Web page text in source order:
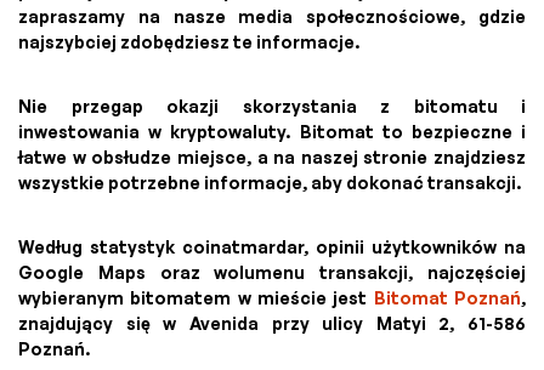
zapraszamy na nasze media społecznościowe, gdzie
najszybciej zdobędziesz te informacje.
Nie przegap okazji skorzystania z bitomatu i
inwestowania w kryptowaluty. Bitomat to bezpieczne i
łatwe w obsłudze miejsce, a na naszej stronie znajdziesz
wszystkie potrzebne informacje, aby dokonać transakcji.
Według statystyk coinatmardar, opinii użytkowników na
Google Maps oraz wolumenu transakcji, najczęściej
wybieranym bitomatem w mieście jest Bitomat Poznań,
znajdujący się w Avenida przy ulicy Matyi 2, 61-586
Poznań.